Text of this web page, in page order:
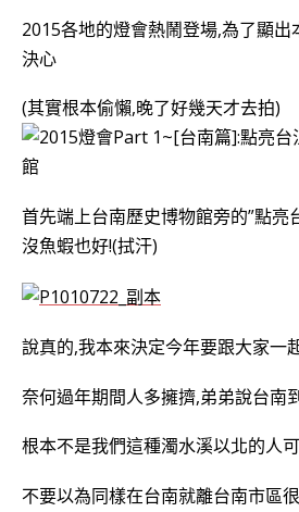
2015各地的燈會熱鬧登場,為了顯
決心
(其實根本偷懶,晚了好幾天才去拍)
首先端上台南歷史博物館旁的”點亮
沒魚蝦也好!(拭汗)
說真的,我本來決定今年要跟大家一
奈何過年期間人多擁擠,弟弟說台南
根本不是我們這種濁水溪以北的人
不要以為同樣在台南就離台南市區